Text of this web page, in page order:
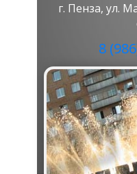
г. Пенза, ул.
8